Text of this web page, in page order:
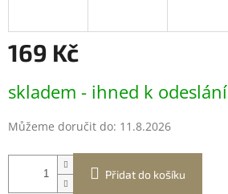
169 Kč
cena:
skladem - ihned k odeslání
Můžeme doručit do: 11.8.2026
Přidat do košíku